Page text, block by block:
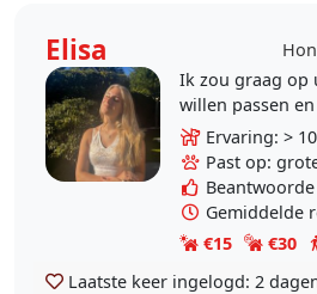
Elisa
Ik zou graag op
willen passen
mee lopen. Ik
jaar veel
veel
Ervaring: >
Past op:
Gemiddelde
€15
€30
Laatste keer ingelogd: 2